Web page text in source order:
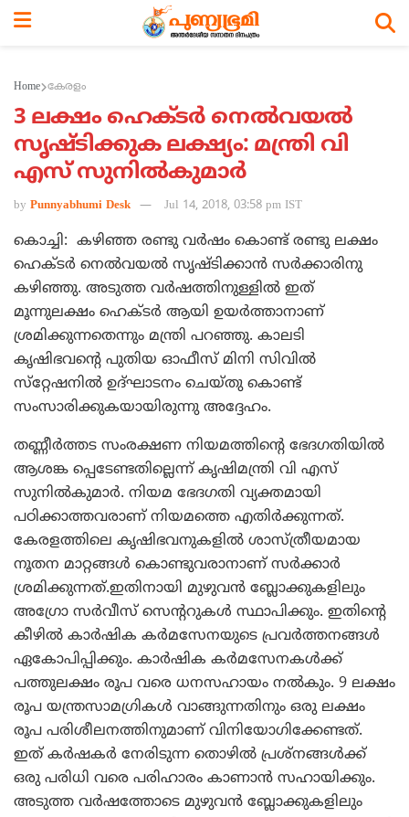
Home കേരളം
3 ലക്ഷം ഹെക്ടര്‍ നെല്‍വയല്‍
സൃഷ്ടിക്കുക ലക്ഷ്യം: മന്ത്രി വി
എസ് സുനില്‍കുമാര്‍
by Punnyabhumi Desk Jul 14, 2018, 03:58 pm IST
കൊച്ചി: കഴിഞ്ഞ രണ്ടു വര്‍ഷം കൊണ്ട് രണ്ടു ലക്ഷം
ഹെക്ടര്‍ നെല്‍വയല്‍ സൃഷ്ടിക്കാന്‍ സര്‍ക്കാരിനു
കഴിഞ്ഞു. അടുത്ത വര്‍ഷത്തിനുള്ളില്‍ ഇത്
മൂന്നുലക്ഷം ഹെക്ടര്‍ ആയി ഉയര്‍ത്താനാണ്
ശ്രമിക്കുന്നതെന്നും മന്ത്രി പറഞ്ഞു. കാലടി
കൃഷിഭവന്റെ പുതിയ ഓഫീസ് മിനി സിവില്‍
സ്‌റ്റേഷനില്‍ ഉദ്ഘാടനം ചെയ്തു കൊണ്ട്
സംസാരിക്കുകയായിരുന്നു അദ്ദേഹം.
തണ്ണീര്‍ത്തട സംരക്ഷണ നിയമത്തിന്റെ ഭേദഗതിയില്‍
ആശങ്ക പ്പെടേണ്ടതില്ലെന്ന് കൃഷിമന്ത്രി വി എസ്
സുനില്‍കുമാര്‍. നിയമ ഭേദഗതി വ്യക്തമായി
പഠിക്കാത്തവരാണ് നിയമത്തെ എതിര്‍ക്കുന്നത്.
കേരളത്തിലെ കൃഷിഭവനുകളില്‍ ശാസ്ത്രീയമായ
നൂതന മാറ്റങ്ങള്‍ കൊണ്ടുവരാനാണ് സര്‍ക്കാര്‍
ശ്രമിക്കുന്നത്.ഇതിനായി മുഴുവന്‍ ബ്ലോക്കുകളിലും
അഗ്രോ സര്‍വീസ് സെന്ററുകള്‍ സ്ഥാപിക്കും. ഇതിന്റെ
കീഴില്‍ കാര്‍ഷിക കര്‍മസേനയുടെ പ്രവര്‍ത്തനങ്ങള്‍
ഏകോപിപ്പിക്കും. കാര്‍ഷിക കര്‍മസേനകള്‍ക്ക്
പത്തുലക്ഷം രൂപ വരെ ധനസഹായം നല്‍കും. 9 ലക്ഷം
രൂപ യന്ത്രസാമഗ്രികള്‍ വാങ്ങുന്നതിനും ഒരു ലക്ഷം
രൂപ പരിശീലനത്തിനുമാണ് വിനിയോഗിക്കേണ്ടത്.
ഇത് കര്‍ഷകര്‍ നേരിടുന്ന തൊഴില്‍ പ്രശ്‌നങ്ങള്‍ക്ക്
ഒരു പരിധി വരെ പരിഹാരം കാണാന്‍ സഹായിക്കും.
അടുത്ത വര്‍ഷത്തോടെ മുഴുവന്‍ ബ്ലോക്കുകളിലും